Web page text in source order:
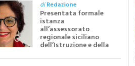
diRedazione
Presentata formale
istanza
all’assessorato
regionale siciliano
dell’Istruzione e della
formazione